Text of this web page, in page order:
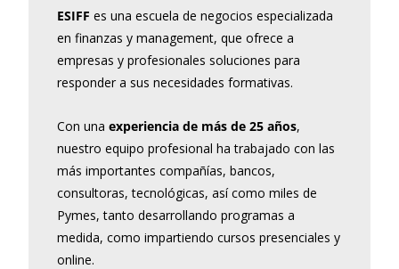
ESIFF es una escuela de negocios especializada
en finanzas y management, que ofrece a
empresas y profesionales soluciones para
responder a sus necesidades formativas.
Con una experiencia de más de 25 años,
nuestro equipo profesional ha trabajado con las
más importantes compañías, bancos,
consultoras, tecnológicas, así como miles de
Pymes, tanto desarrollando programas a
medida, como impartiendo cursos presenciales y
online.